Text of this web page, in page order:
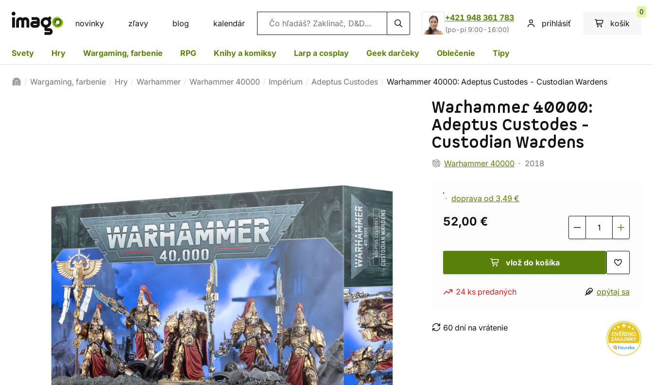
novinky zľavy blog kalendár Vyhľadávanie
+421 948 361 783
(po-pi 9:00-16:00)
prihlásiť košík
0
Svety Hry Wargaming, farbenie RPG Knihy a komiksy Larp a cosplay Geek darčeky Oblečenie Tipy
Wargaming, farbenie Hry Warhammer Warhammer 40000 Impérium Adeptus Custodes Warhammer 40000: Adeptus Custodes - Custodian Wardens
Warhammer 40000:
Adeptus Custodes -
Custodian Wardens
Warhammer 40000 2018
doprava od 3,49 €
52,00 €
vlož do košíka
24 ks predaných opýtaj sa
60 dní na vrátenie